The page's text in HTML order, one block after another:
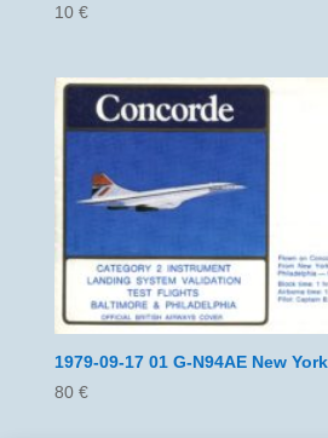
10 €
1979-09-17 01 G-N94AE New
80 €